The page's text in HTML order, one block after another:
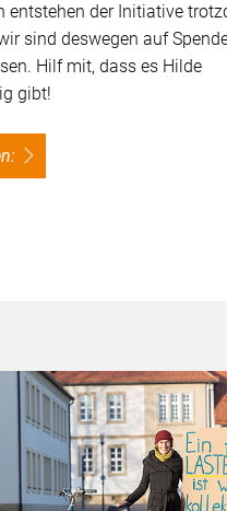
entstehen der Initiative
sind deswegen auf
Hilf mit, dass es Hilde
gibt!